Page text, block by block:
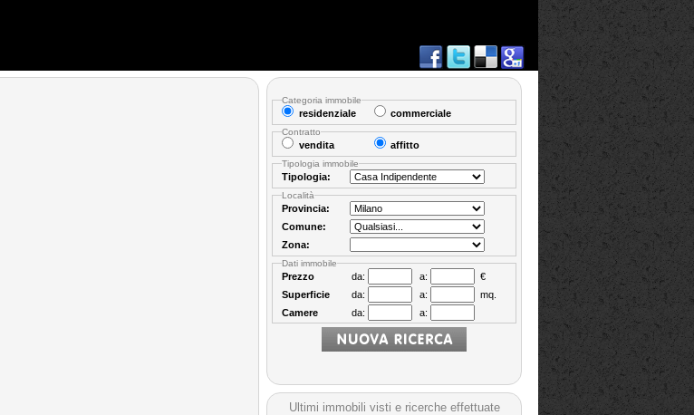
Categoria immobile
residenziale commerciale
Contratto
vendita affitto
Tipologia immobile
Tipologia:
Località
Provincia:
Comune:
Zona:
Dati immobile
Prezzo da: a:
€
Superficie
da: a:
mq.
Camere
da: a:
Ultimi immobili visti e ricerche effettuate